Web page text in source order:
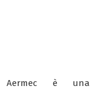
Aermec è una